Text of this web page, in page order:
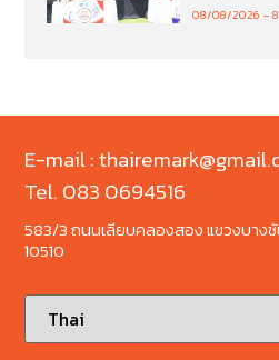
08/08/2026
E-mail :
Tel. 083 0694516
583/3 ถนนเลียบคลองสอง แขวงบาง
10510